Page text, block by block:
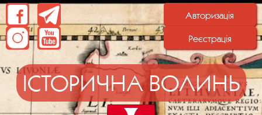
Авторизація
Реєстрація
ІСТОРИЧНА ВОЛИНЬ